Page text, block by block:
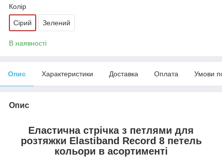
Колір
Сірий Зелений
В наявності
Опис Характеристики Доставка Оплата Умови
Опис
Еластична стрічка з петлями для
розтяжки Elastiband Record 8 петель
кольори в асортименті